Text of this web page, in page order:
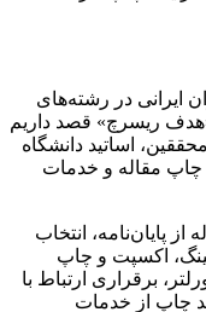
ایرانی در رشته‌های
ریسرچ» قصد داریم
اساتید دانشگاه
چاپ مقاله و خدمات
پایان‌نامه، انتخاب
اکسپت و چاپ
برقراری ارتباط با
چاپ از خدمات